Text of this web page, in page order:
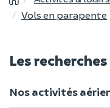
Vols en parapente
Les
Nos activités